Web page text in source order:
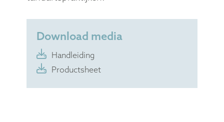
Download media
Handleiding
Productsheet